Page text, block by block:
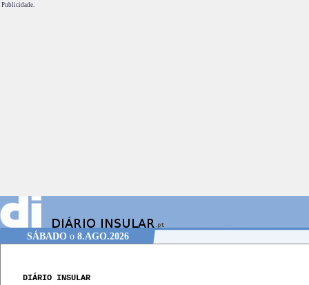
Publicidade.
SÁBADOo 8.AGO.2026
DIÁRIO INSULAR